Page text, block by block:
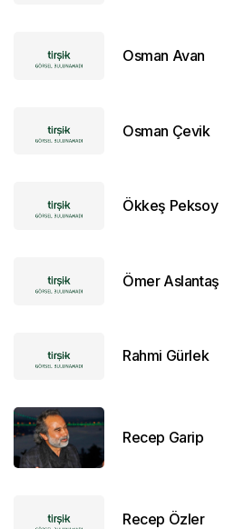
Osman Avan
Osman Çevik
Ökkeş Peksoy
Ömer Aslantaş
Rahmi Gürlek
Recep Garip
Recep Özler